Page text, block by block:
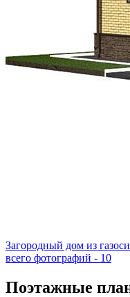
Загородный дом из
всего фотографий - 10
Поэтажные